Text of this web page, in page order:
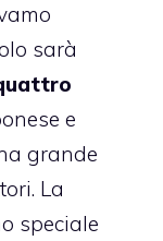
sarà
e
grande
La
speciale